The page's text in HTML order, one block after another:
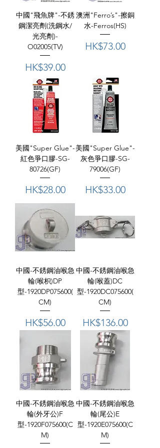
中國"飛魚牌"-不銹
鋼潔亮劑(洗鋼水/
光亮劑)-
O02005(TV)
價格
HK$39.00
澳洲"Ferro’s"-擦銅
⽔-Ferros(HS)
價格
HK$73.00
美國"Super Glue"-
紅色爭口膠-SG-
80726(GF)
價格
HK$28.00
美國"Super Glue"-
灰色爭口膠-SG-
79006(GF)
價格
HK$33.00
中國-不銹鋼油喉急
輪(喉枳)DP
型-1920DP075600(
CM)
價格
HK$56.00
中國-不銹鋼油喉急
輪(喉蓋)DC
型-1920DC075600(
CM)
價格
HK$136.00
中國-不銹鋼油喉急
輪(外牙公)F
型-1920F075600(C
M)
中國-不銹鋼油喉急
輪(尾公)E
型-1920E075600(C
M)